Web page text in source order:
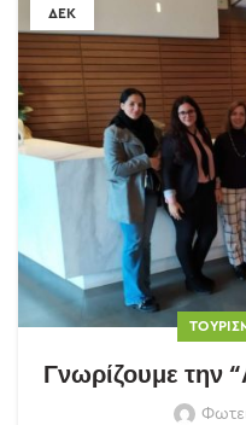
ΔΕΚ
Γνωρίζουμε την